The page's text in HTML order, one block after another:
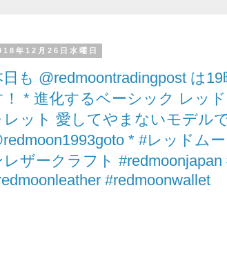
年12月26日水曜日
日も @redmoontradingpost は
！ * 進化するベーシック レッ
レット 愛してやまないモデル
* #レッドム
レザークラフト #redmoonjapan
#redmoonwallet